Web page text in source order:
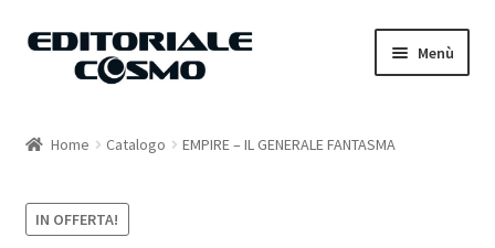
Vai
Vai
Menù
Carrello
Home Catalogo EMPIRE – IL GENERALE FANTASMA
IN OFFERTA!